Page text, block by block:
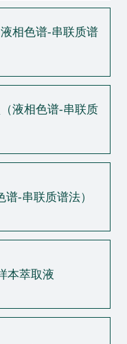
相色谱-串联质谱
液相色谱-串联质
-串联质谱法）
本萃取液